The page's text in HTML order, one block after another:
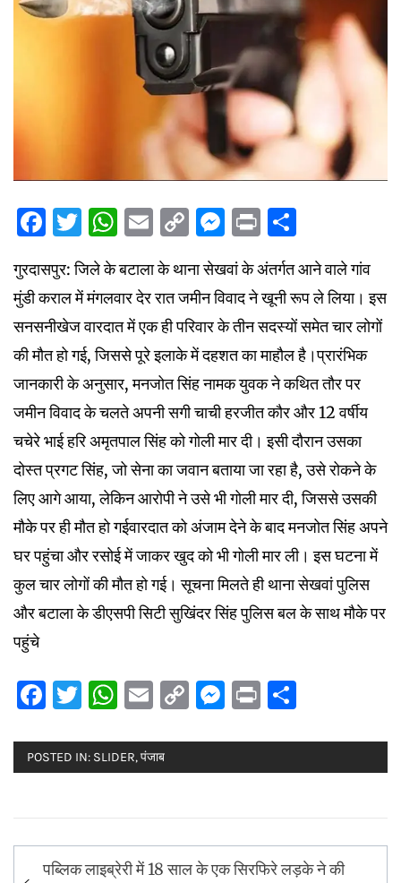
Facebook
Twitter
WhatsApp
Email
Copy
Link
Messenger
Print
गुरदासपुर: जिले के बटाला के थाना सेखवां के अंतर्गत आने वाले गांव
मुंडी कराल में मंगलवार देर रात जमीन विवाद ने खूनी रूप ले लिया। इस
सनसनीखेज वारदात में एक ही परिवार के तीन सदस्यों समेत चार लोगों
की मौत हो गई, जिससे पूरे इलाके में दहशत का माहौल है।प्रारंभिक
जानकारी के अनुसार, मनजोत सिंह नामक युवक ने कथित तौर पर
जमीन विवाद के चलते अपनी सगी चाची हरजीत कौर और 12 वर्षीय
चचेरे भाई हरि अमृतपाल सिंह को गोली मार दी। इसी दौरान उसका
दोस्त प्रगट सिंह, जो सेना का जवान बताया जा रहा है, उसे रोकने के
लिए आगे आया, लेकिन आरोपी ने उसे भी गोली मार दी, जिससे उसकी
मौके पर ही मौत हो गईवारदात को अंजाम देने के बाद मनजोत सिंह अपने
घर पहुंचा और रसोई में जाकर खुद को भी गोली मार ली। इस घटना में
कुल चार लोगों की मौत हो गई। सूचना मिलते ही थाना सेखवां पुलिस
और बटाला के डीएसपी सिटी सुखिंदर सिंह पुलिस बल के साथ मौके पर
पहुंचे
Facebook
Twitter
WhatsApp
Email
CopyMessenger
Print
POSTED IN: SLIDER,पंजाब
Post
पब्लिक लाइब्रेरी में 18 साल के एक सिरफिरे लड़के ने की